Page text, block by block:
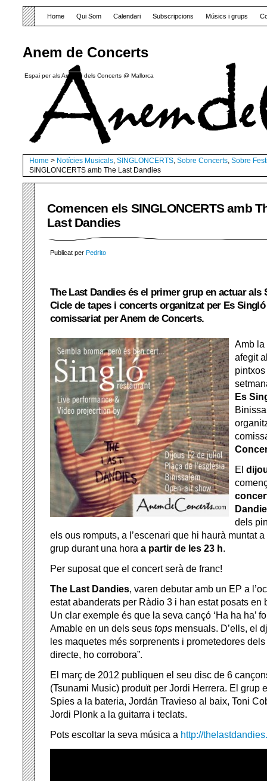
Anem de Concerts
Espai per als Amants dels Concerts @ Mallorca
Home Qui Som Calendari Subscripcions Músics i grups
Home > Notícies Musicals, SINGLONCERTS, Sobre Concerts, Sobre
SINGLONCERTS amb The Last Dandies
Comencen els SINGLONCERTS amb
Last Dandies
Publicat per Pedrito
The Last Dandies és el primer grup en actuar als
Cicle de tapes i concerts organitzat per Es
comissariat per Anem de Concerts.
Amb la
afegit
Es
El
dels
els ous romputs, a l’escenari que hi haurà muntat
grup durant una hora a partir de les 23 h.
Per suposat que el concert serà de franc!
The Last Dandies, varen debutar amb un EP a
estatabanderats per Ràdio 3 i han estat posats en
Un clar exemple és que la seva cançó ‘Ha ha ha’
Amable en un dels seus tops mensuals. D’ells, el
les maquetes més sorprenents i prometedores
directe, ho corrobora”.
El març de 2012 publiquen el seu disc de 6
(Tsunami Music) produït per Jordi Herrera. El grup
Spies a la bateria, Jordán Travieso al baix, Toni
Jordi Plonk a la guitarra i teclats.
Pots escoltar la seva música a http://